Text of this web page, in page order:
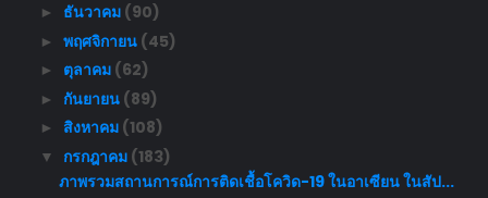
► ธันวาคม (90)
► พฤศจิกายน (45)
► ตุลาคม (62)
► กันยายน (89)
► สิงหาคม (108)
▼ กรกฎาคม (183)
ภาพรวมสถานการณ์การติดเชื้อโควิด-19 ในอาเซียน ในสัป...